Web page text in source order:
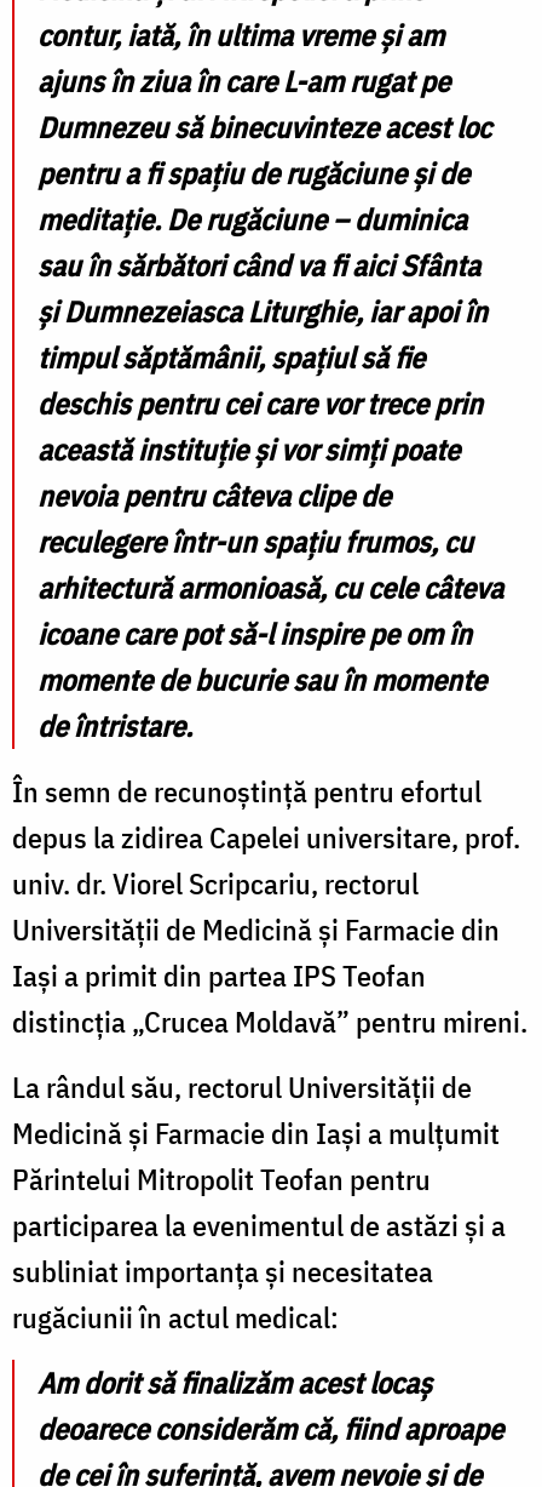
contur, iată, în ultima vreme și am
ajuns în ziua în care L-am rugat pe
Dumnezeu să binecuvinteze acest loc
pentru a fi spațiu de rugăciune și de
meditație. De rugăciune –duminica
sau în sărbători când va fi aici Sfânta
și Dumnezeiasca Liturghie, iar apoi în
timpul săptămânii, spațiul să fie
deschis pentru cei care vor trece prin
această instituție și vor simți poate
nevoia pentru câteva clipe de
reculegere într-un spațiu frumos, cu
arhitectură armonioasă, cu cele câteva
icoane care pot să-l inspire pe om în
momente de bucurie sau în momente
de întristare.
În semn de recunoștință pentru efortul
depus la zidirea Capelei universitare, prof.
univ. dr. Viorel Scripcariu, rectorul
Universității de Medicină și Farmacie din
Iași a primit din partea IPS Teofan
distincția „Crucea Moldavă” pentru mireni.
La rândul său, rectorul Universității de
Medicină și Farmacie din Iași a mulțumit
Părintelui Mitropolit Teofan pentru
participarea la evenimentul de astăzi și a
subliniat importanța și necesitatea
rugăciunii în actul medical:
Am dorit să finalizăm acest locaș
deoarece considerăm că, fiind aproape
de cei în suferință, avem nevoie și de